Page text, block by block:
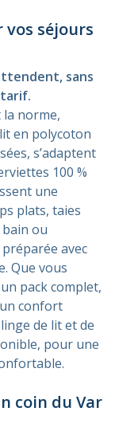
séjours
sans
la norme,
en polycoton
s’adaptent
100 %
une
plats, taies
ou
avec
Que vous
pack complet,
confort
de lit et de
pour une
coin du Var